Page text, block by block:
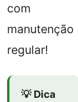
com
manutenção
regular!
💡 Dica